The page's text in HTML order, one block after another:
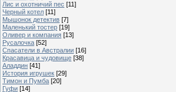
Лис и охотничий пес [11]
Черный котел [11]
Мышонок детектив [7]
Маленький тостер [19]
Оливер и компания [13]
Русалочка [52]
Спасатели в Австралии [16]
Красавица и чудовище [38]
Аладдин [41]
История игрушек [29]
Тимон и Пумба [20]
Гуфи [14]